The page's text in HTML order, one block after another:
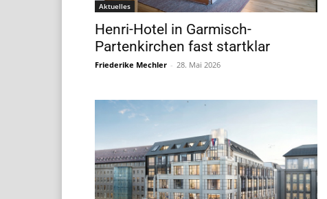
Aktuelles
Henri-Hotel in Garmisch-
Partenkirchen fast startklar
Friederike Mechler - 28. Mai 2026